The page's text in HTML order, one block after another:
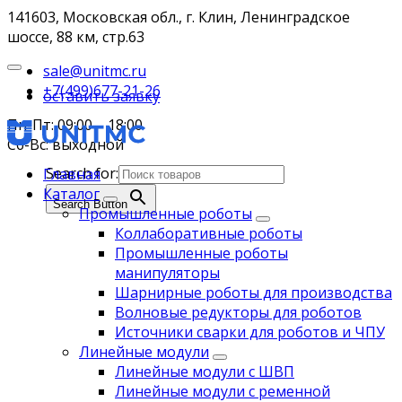
141603, Московская обл., г. Клин, Ленинградское
шоссе, 88 км, стр.63
sale@unitmc.ru
+7(499)677-21-26
Пн-Пт: 09:00 – 18:00
Сб-Вс: выходной
Search for:
Search Button
оставить заявку
Главная
Каталог
Промышленные роботы
Коллаборативные роботы
Промышленные роботы
манипуляторы
Шарнирные роботы для производства
Волновые редукторы для роботов
Источники сварки для роботов и ЧПУ
Линейные модули
Линейные модули с ШВП
Линейные модули с ременной